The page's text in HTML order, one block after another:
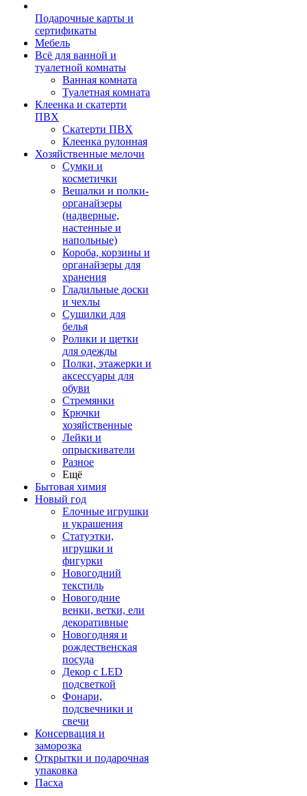
Подарочные карты и
сертификаты
Мебель
Всё для ванной и
туалетной комнаты
Ванная комната
Туалетная комната
Клеенка и скатерти
ПВХ
Скатерти ПВХ
Клеенка рулонная
Хозяйственные мелочи
Сумки и
косметички
Вешалки и полки-
органайзеры
(надверные,
настенные и
напольные)
Короба, корзины и
органайзеры для
хранения
Гладильные доски
и чехлы
Сушилки для
белья
Ролики и щетки
для одежды
Полки, этажерки и
аксессуары для
обуви
Стремянки
Крючки
хозяйственные
Лейки и
опрыскиватели
Разное
Ещё
Бытовая химия
Новый год
Елочные игрушки
и украшения
Статуэтки,
игрушки и
фигурки
Новогодний
текстиль
Новогодние
венки, ветки, ели
декоративные
Новогодняя и
рождественская
посуда
Декор с LED
подсветкой
Фонари,
подсвечники и
свечи
Консервация и
заморозка
Открытки и подарочная
упаковка
Пасха